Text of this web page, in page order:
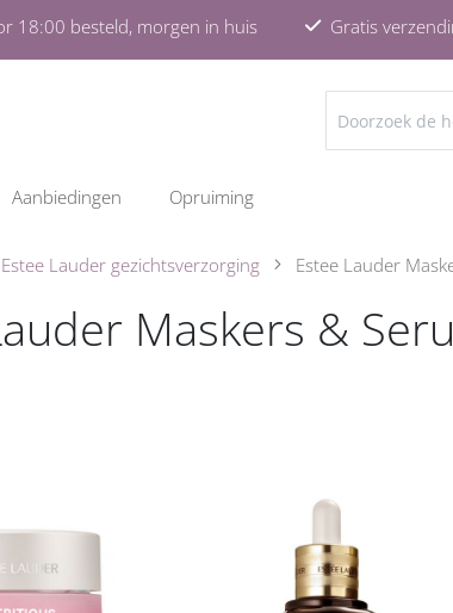
18:00 besteld, morgen in huis Gratis
ZOEKEN
Aanbiedingen Opruiming
Estee Lauder gezichtsverzorging Estee Lauder
Maskers &